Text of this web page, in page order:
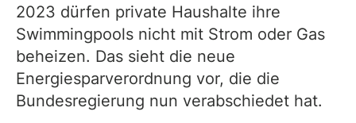
2023 dürfen private Haushalte ihre
Swimmingpools nicht mit Strom oder Gas
beheizen. Das sieht die neue
Energiesparverordnung vor, die die
Bundesregierung nun verabschiedet hat.